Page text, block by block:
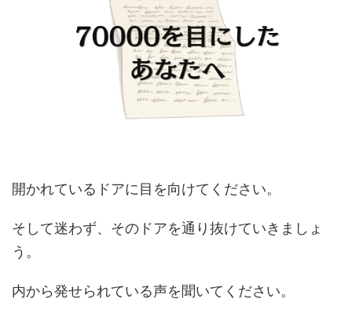
開かれているドアに目を向けてください。
そして迷わず、そのドアを通り抜けていきましょ
う。
内から発せられている声を聞いてください。